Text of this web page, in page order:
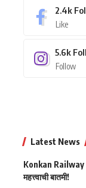
2.4k
Like
5.6k
Follow
Latest News
Konkan Railway :
महत्त्वाची बातमी!